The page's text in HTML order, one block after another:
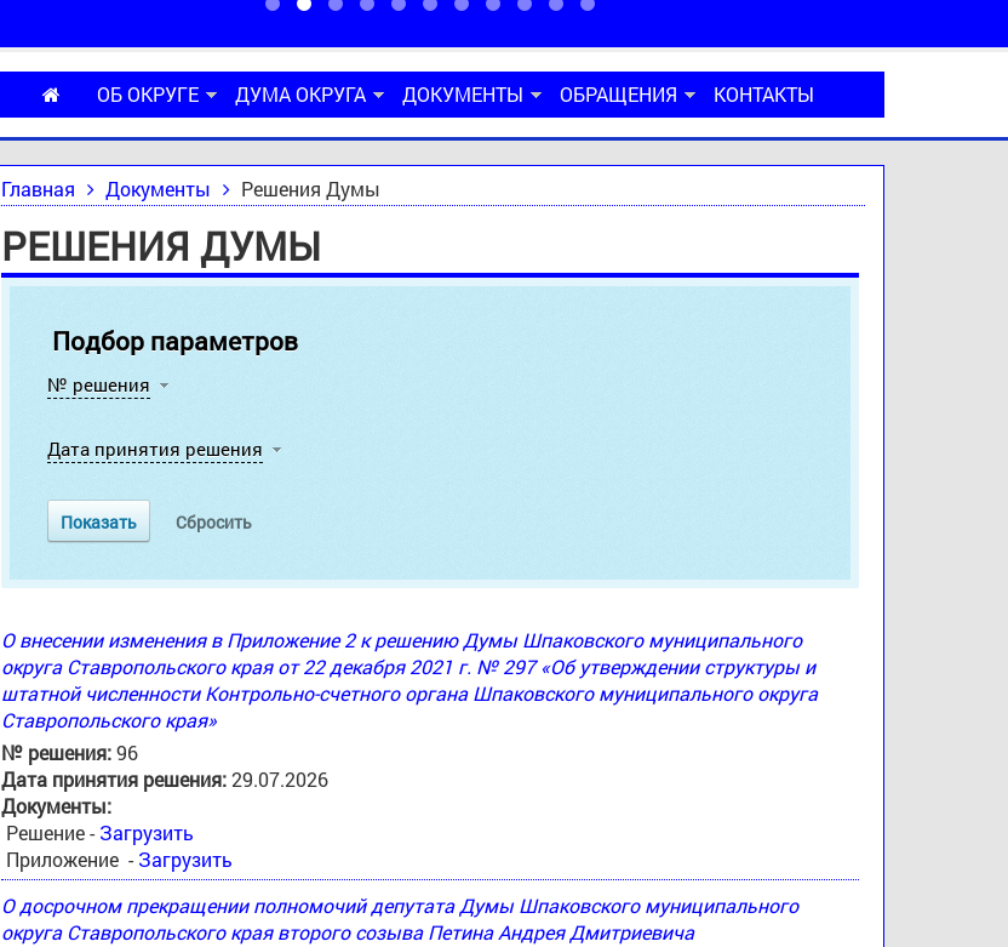
ОБ ОКРУГЕ ДУМА ОКРУГА ДОКУМЕНТЫ ОБРАЩЕНИЯ КОНТАКТЫ
Главная Документы Решения Думы
РЕШЕНИЯ ДУМЫ
Подбор параметров
№ решения
Дата принятия решения
О внесении изменения в Приложение 2 к решению Думы Шпаковского муниципального
округа Ставропольского края от 22 декабря 2021 г. № 297 «Об утверждении структуры и
штатной численности Контрольно-счетного органа Шпаковского муниципального округа
Ставропольского края»
№ решения:96
Дата принятия решения:29.07.2026
Документы:
Решение - Загрузить
Приложение - Загрузить
О досрочном прекращении полномочий депутата Думы Шпаковского муниципального
округа Ставропольского края второго созыва Петина Андрея Дмитриевича